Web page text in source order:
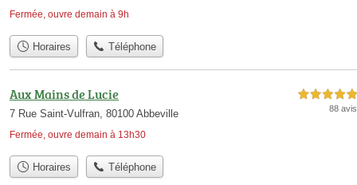
Fermée, ouvre demain à 9h
Horaires Téléphone
Aux Mains de Lucie
7 Rue Saint-Vulfran, 80100 Abbeville
Fermée, ouvre demain à 13h30
5,0 étoiles sur 5
88 avis
Horaires Téléphone